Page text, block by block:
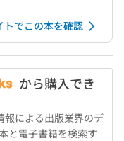
トでこの本を確認
から購入でき
報による出版業界のデ
と電子書籍を検索す